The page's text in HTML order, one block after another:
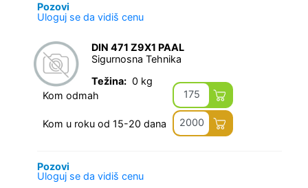
Pozovi
Uloguj se da vidiš cenu
DIN 471 Z9X1 PAAL
Sigurnosna Tehnika
Težina: 0 kg
Kom odmah
175
Kom u roku od 15-20 dana 2000
Pozovi
Uloguj se da vidiš cenu